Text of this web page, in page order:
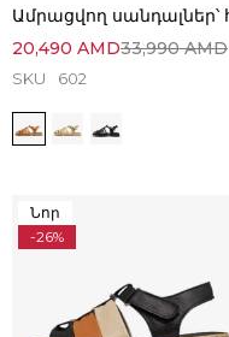
33,990AMD
20,490 AMD
SKU 602
Նոր
-26%